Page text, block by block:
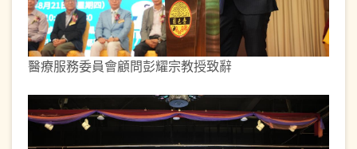
醫療服務委員會顧問彭耀宗教授致辭